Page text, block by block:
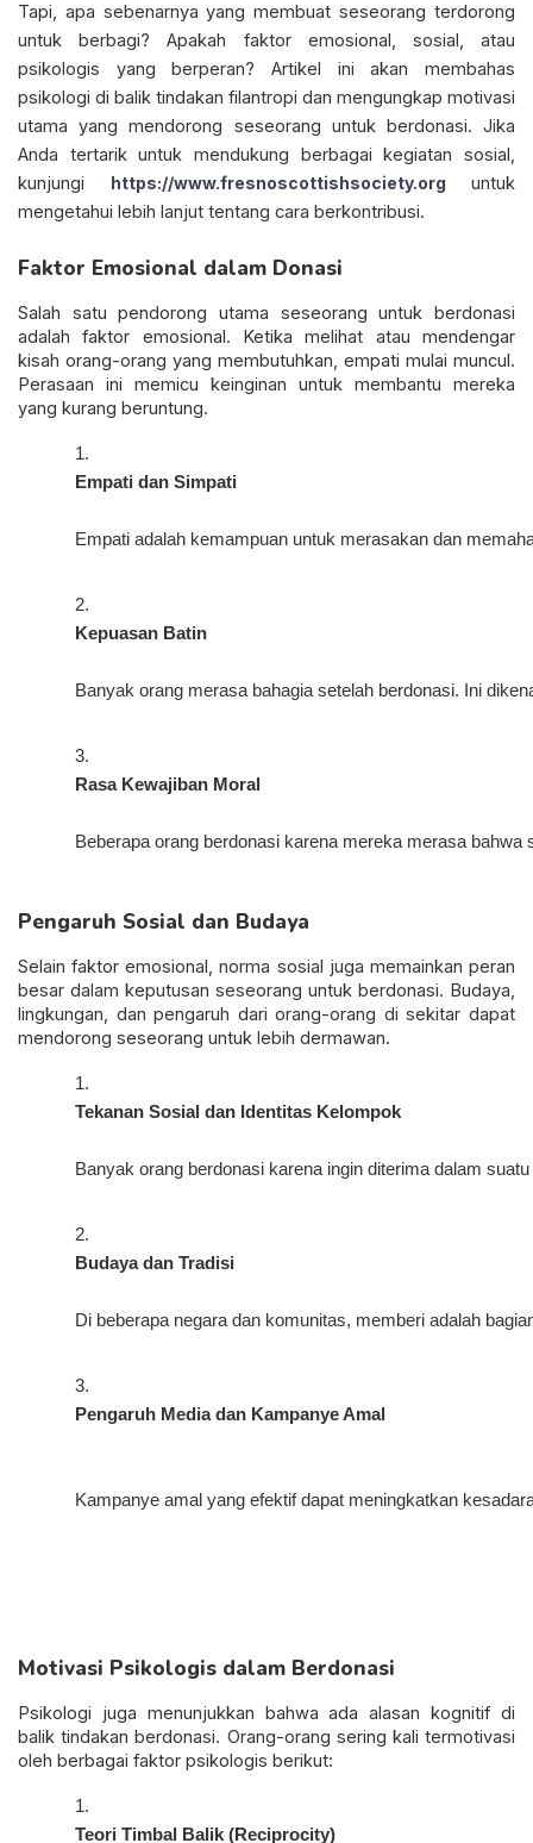
Tapi, apa sebenarnya yang membuat seseorang terdorong
untuk berbagi? Apakah faktor emosional, sosial, atau
psikologis yang berperan? Artikel ini akan membahas
psikologi di balik tindakan filantropi dan mengungkap motivasi
utama yang mendorong seseorang untuk berdonasi. Jika
Anda tertarik untuk mendukung berbagai kegiatan sosial,
kunjungi
https://www.fresnoscottishsociety.org
untuk
mengetahui lebih lanjut tentang cara berkontribusi.
Faktor Emosional dalam Donasi
Salah satu pendorong utama seseorang untuk berdonasi
adalah faktor emosional. Ketika melihat atau mendengar
kisah orang-orang yang membutuhkan, empati mulai muncul.
Perasaan ini memicu keinginan untuk membantu mereka
yang kurang beruntung.
Empati dan Simpati
Empati adalah kemampuan untuk merasakan dan
Kepuasan Batin
Banyak orang merasa bahagia setelah berdonasi. Ini
Rasa Kewajiban Moral
Beberapa orang berdonasi karena mereka merasa
Pengaruh Sosial dan Budaya
Selain faktor emosional, norma sosial juga memainkan peran
besar dalam keputusan seseorang untuk berdonasi. Budaya,
lingkungan, dan pengaruh dari orang-orang di sekitar dapat
mendorong seseorang untuk lebih dermawan.
Tekanan Sosial dan Identitas Kelompok
Banyak orang berdonasi karena ingin diterima dalam
Budaya dan Tradisi
Di beberapa negara dan komunitas, memberi adalah
Pengaruh Media dan Kampanye Amal
Kampanye amal yang efektif dapat meningkatkan
Motivasi Psikologis dalam Berdonasi
Psikologi juga menunjukkan bahwa ada alasan kognitif di
balik tindakan berdonasi. Orang-orang sering kali termotivasi
oleh berbagai faktor psikologis berikut:
Teori Timbal Balik (Reciprocity)